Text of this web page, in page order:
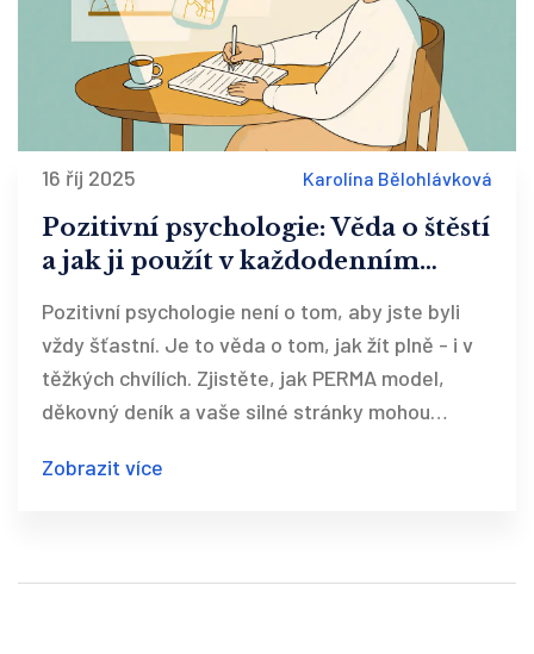
16 říj 2025 Karolína Bělohlávková
Pozitivní psychologie: Věda o štěstí
a jak ji použít v každodenním
Pozitivní psychologie není o tom, aby jste byli
vždy šťastní. Je to věda o tom, jak žít plně - i v
těžkých chvílích. Zjistěte, jak PERMA model,
děkovný deník a vaše silné stránky mohou
Zobrazit více